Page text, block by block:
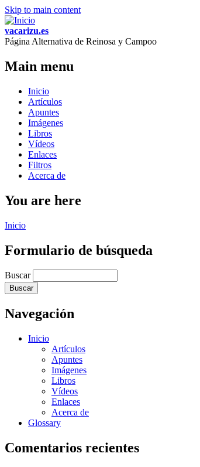
Skip to main content
vacarizu.es
Página Alternativa de Reinosa y Campoo
Main menu
Inicio
Artículos
Apuntes
Imágenes
Libros
Vídeos
Enlaces
Filtros
Acerca de
You are here
Inicio
Formulario de búsqueda
Buscar
Navegación
Inicio
Artículos
Apuntes
Imágenes
Libros
Vídeos
Enlaces
Acerca de
Glossary
Comentarios recientes